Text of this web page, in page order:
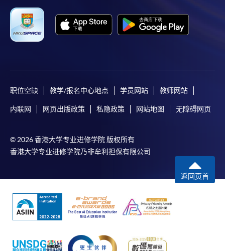
职位空缺 教学/报名中心地点 学员网站 教师网站
内联网 网页出版政策 私隐政策 网站地图 无障碍网页
© 2026 香港大学专业进修学院 版权所有
香港大学专业进修学院乃非牟利担保有限公司
返回页首